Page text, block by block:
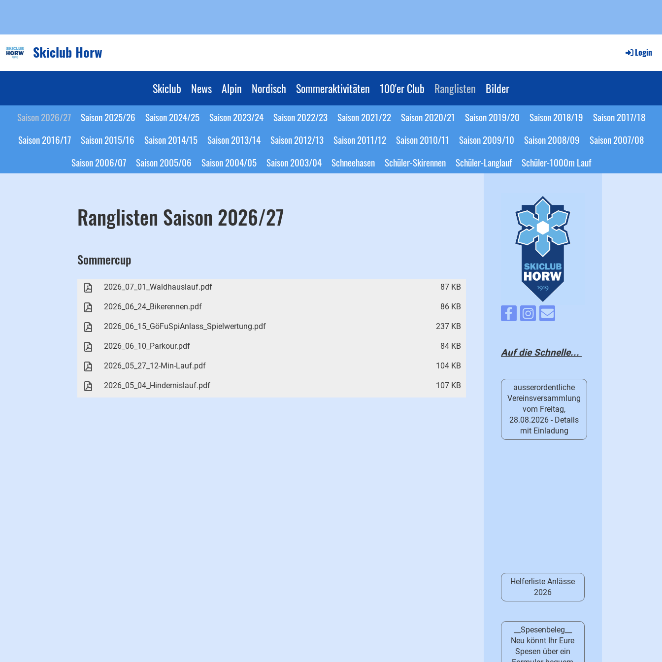
Skiclub Horw Login
Skiclub News Alpin Nordisch Sommeraktivitäten 100'er Club Ranglisten Bilder
Saison 2026/27 Saison 2025/26 Saison 2024/25 Saison 2023/24 Saison 2022/23 Saison 2021/22 Saison 2020/21 Saison 2019/20 Saison 2018/19
Saison 2017/18
Saison 2016/17
Saison 2015/16 Saison 2014/15 Saison 2013/14 Saison 2012/13 Saison 2011/12 Saison 2010/11 Saison 2009/10 Saison 2008/09
Saison 2007/08
Saison 2006/07
Saison 2005/06 Saison 2004/05 Saison 2003/04 Schneehasen Schüler-Skirennen Schüler-Langlauf Schüler-1000m Lauf
Ranglisten Saison 2026/27
Sommercup
2026_07_01_Waldhauslauf.pdf 87 KB
2026_06_24_Bikerennen.pdf 86 KB
2026_06_15_GöFuSpiAnlass_Spielwertung.pdf 237 KB
2026_06_10_Parkour.pdf 84 KB
2026_05_27_12-Min-Lauf.pdf 104 KB
2026_05_04_Hindernislauf.pdf 107 KB
Auf die Schnelle...
ausserordentliche
Vereinsversammlung
vom Freitag,
28.08.2026 - Details
mit Einladung
Helferliste Anlässe
2026
__Spesenbeleg__
Neu könnt Ihr Eure
Spesen über ein